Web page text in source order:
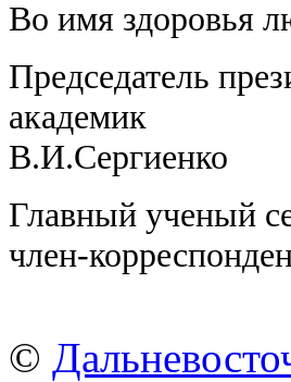
Во имя здоровья
Председатель
В.И.Сергиенко
Главный ученый
член-
©